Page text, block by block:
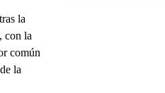
la
con la
común
la